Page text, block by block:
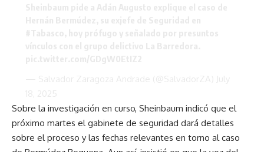
Sobre la investigación en curso, Sheinbaum indicó que el
próximo martes el gabinete de seguridad dará detalles
sobre el proceso y las fechas relevantes en torno al caso